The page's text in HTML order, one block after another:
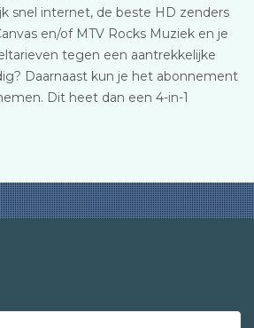
snel internet, de beste HD zenders
en/of MTV Rocks Muziek en je
tegen een aantrekkelijke
Daarnaast kun je het abonnement
Dit heet dan een 4-in-1